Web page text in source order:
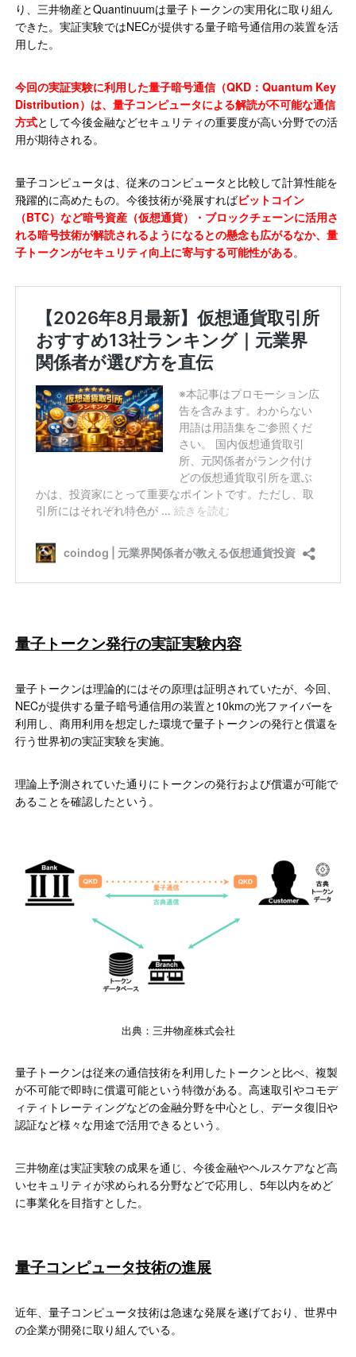
り、三井物産とQuantinuumは量子トークンの実用化に取り組ん
できた。実証実験ではNECが提供する量子暗号通信用の装置を活
用した。
今回の実証実験に利用した量子暗号通信（QKD：Quantum Key
Distribution）は、量子コンピュータによる解読が不可能な通信
方式として今後金融などセキュリティの重要度が高い分野での活
用が期待される。
量子コンピュータは、従来のコンピュータと比較して計算性能を
飛躍的に高めたもの。今後技術が発展すればビットコイン
（BTC）など暗号資産（仮想通貨）・ブロックチェーンに活用さ
れる暗号技術が解読されるようになるとの懸念も広がるなか、量
子トークンがセキュリティ向上に寄与する可能性がある。
量子トークン発行の実証実験内容
量子トークンは理論的にはその原理は証明されていたが、今回、
NECが提供する量子暗号通信用の装置と10kmの光ファイバーを
利用し、商用利用を想定した環境で量子トークンの発行と償還を
行う世界初の実証実験を実施。
理論上予測されていた通りにトークンの発行および償還が可能で
あることを確認したという。
出典：三井物産株式会社
量子トークンは従来の通信技術を利用したトークンと比べ、複製
が不可能で即時に償還可能という特徴がある。高速取引やコモデ
ィティトレーティングなどの金融分野を中心とし、データ復旧や
認証など様々な用途で活用できるという。
三井物産は実証実験の成果を通じ、今後金融やヘルスケアなど高
いセキュリティが求められる分野などで応用し、5年以内をめど
に事業化を目指すとした。
量子コンピュータ技術の進展
近年、量子コンピュータ技術は急速な発展を遂げており、世界中
の企業が開発に取り組んでいる。